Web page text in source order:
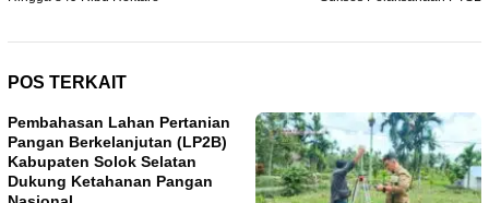
POS TERKAIT
Pembahasan Lahan Pertanian
Pangan Berkelanjutan (LP2B)
Kabupaten Solok Selatan
Dukung Ketahanan Pangan